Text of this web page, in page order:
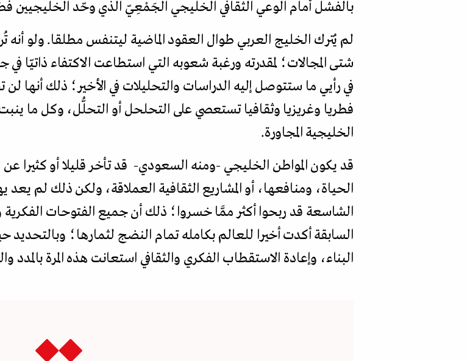
بالفشل أمام الوعي الثقافي الخليجي الجَمْعِيّ الذي وحّد الخليجيين
لم يُترك الخليج العربي طوال العقود الماضية ليتنفس مطلقا. ولو أنه
شتى المجالات؛ لمقدرته ورغبة شعوبه التي استطاعت الاكتفاء ذاتيّا
في رأيي ما ستتوصل إليه الدراسات والتحليلات في الأخير؛ ذلك أنها
فطريا وغريزيا وثقافيا تستعصي على التحلحل أو التحلُّل، وكل ما
الخليجية المجاورة.
قد يكون المواطن الخليجي -ومنه السعودي- قد تأخر قليلا أو كثيرا
الحياة، ومنافعها، أو المشاريع الثقافية العملاقة، ولكن ذلك لم
الشاسعة قد ربحوا أكثر ممَّا خسروا؛ ذلك أن جميع الفتوحات الفكرية
السابقة أكدت أخيرا للعالم بكامله تمام النضج لثمارها؛
البناء، وإعادة الاستقطاب الفكري والثقافي استعانت هذه المرة بالمدد